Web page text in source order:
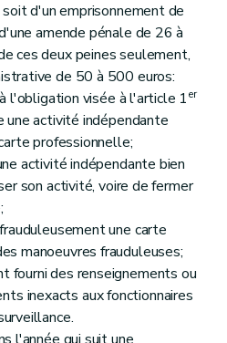
soit d'un emprisonnement de
amende pénale de 26 à
ces deux peines seulement,
de 50 à 500 euros:
l'obligation visée à l'article 1er
une activité indépendante
professionnelle;
activité indépendante bien
son activité, voire de fermer
une carte
manoeuvres frauduleuses;
fourni des renseignements ou
inexacts aux fonctionnaires